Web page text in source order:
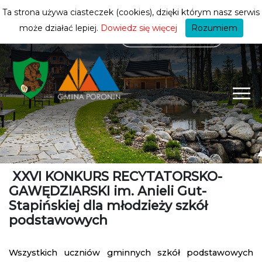
mieszkańca
XXVI KONKURS RECYTATORSKO-
GAWĘDZIARSKI im. Anieli Gut-
Stapińskiej dla młodzieży szkół
podstawowych
Wszystkich uczniów gminnych szkół podstawowych
Ta strona używa ciasteczek (cookies), dzięki którym nasz serwis
może działać lepiej. Dowiedz się więcej Rozumiem